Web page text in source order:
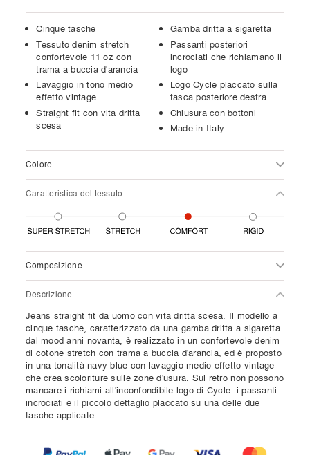
Cinque tasche
Tessuto denim stretch
confortevole 11 oz con
trama a buccia d'arancia
Lavaggio in tono medio
effetto vintage
Straight fit con vita dritta
scesa
Gamba dritta a sigaretta
Passanti posteriori
incrociati che richiamano il
logo
Logo Cycle placcato sulla
tasca posteriore destra
Chiusura con bottoni
Made in Italy
Colore
Caratteristica del tessuto
Composizione
Descrizione
Jeans straight fit da uomo con vita dritta scesa. Il modello a
cinque tasche, caratterizzato da una gamba dritta a sigaretta
dal mood anni novanta, è realizzato in un confortevole denim
di cotone stretch con trama a buccia d'arancia, ed è proposto
in una tonalità navy blue con lavaggio medio effetto vintage
che crea scoloriture sulle zone d'usura. Sul retro non possono
mancare i richiami all'inconfondibile logo di Cycle: i passanti
incrociati e il piccolo dettaglio placcato su una delle due
tasche applicate.